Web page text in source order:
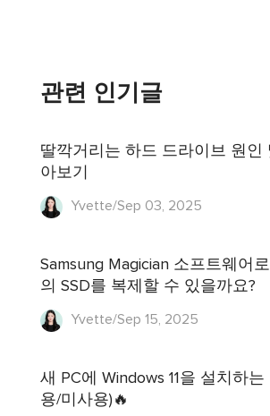
관련 인기글
딸깍거리는 하드 드라이브 원인
아보기
Yvette/Sep 03, 2025
Samsung Magician 소프트웨어
의 SSD를 복제할 수 있을까요?
Yvette/Sep 15, 2025
새 PC에 Windows 11을 설치하는
용/미사용)🔥